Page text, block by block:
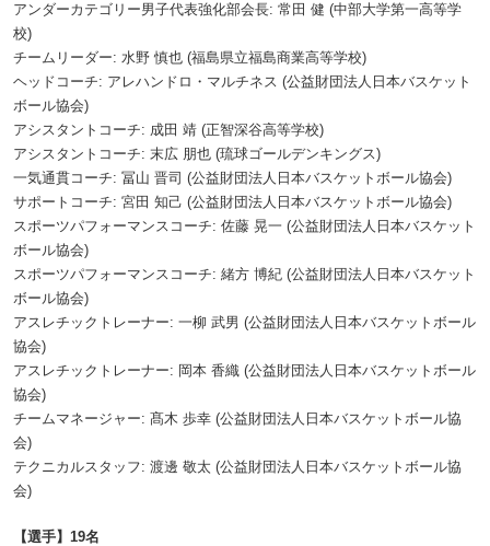
アンダーカテゴリー男子代表強化部会長: 常田 健 (中部大学第一高等学
校)
チームリーダー: 水野 慎也 (福島県立福島商業高等学校)
ヘッドコーチ: アレハンドロ・マルチネス (公益財団法人日本バスケット
ボール協会)
アシスタントコーチ: 成田 靖 (正智深谷高等学校)
アシスタントコーチ: 末広 朋也 (琉球ゴールデンキングス)
一気通貫コーチ: 冨山 晋司 (公益財団法人日本バスケットボール協会)
サポートコーチ: 宮田 知己 (公益財団法人日本バスケットボール協会)
スポーツパフォーマンスコーチ: 佐藤 晃一 (公益財団法人日本バスケット
ボール協会)
スポーツパフォーマンスコーチ: 緒方 博紀 (公益財団法人日本バスケット
ボール協会)
アスレチックトレーナー: 一柳 武男 (公益財団法人日本バスケットボール
協会)
アスレチックトレーナー: 岡本 香織 (公益財団法人日本バスケットボール
協会)
チームマネージャー: 髙木 歩幸 (公益財団法人日本バスケットボール協
会)
テクニカルスタッフ: 渡邊 敬太 (公益財団法人日本バスケットボール協
会)
【選手】19名